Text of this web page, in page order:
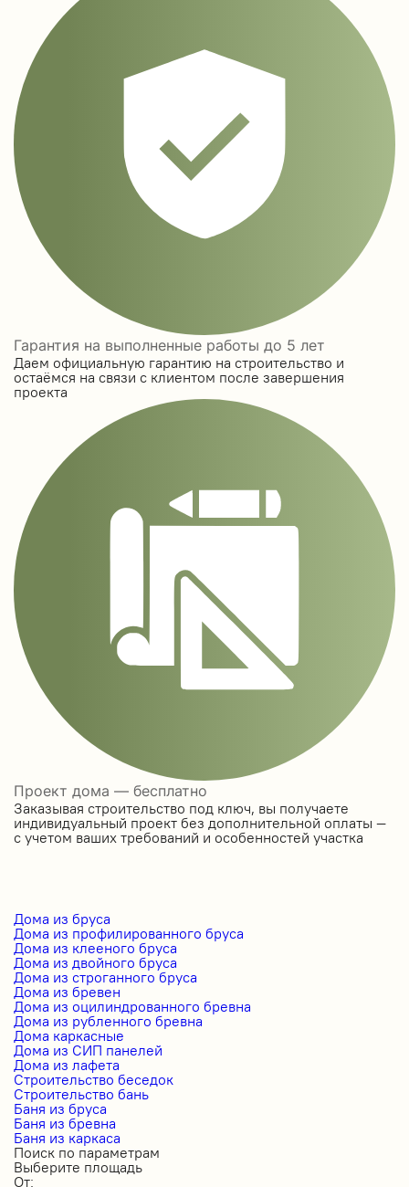
Гарантия на выполненные работы до 5 лет
Даем официальную гарантию на строительство и
остаёмся на связи с клиентом после завершения
проекта
Проект дома — бесплатно
Заказывая строительство под ключ, вы получаете
индивидуальный проект без дополнительной оплаты —
с учетом ваших требований и особенностей участка
Дома из бруса
Дома из профилированного бруса
Дома из клееного бруса
Дома из двойного бруса
Дома из строганного бруса
Дома из бревен
Дома из оцилиндрованного бревна
Дома из рубленного бревна
Дома каркасные
Дома из СИП панелей
Дома из лафета
Строительство беседок
Строительство бань
Баня из бруса
Баня из бревна
Баня из каркаса
Поиск по параметрам
Выберите площадь
От: